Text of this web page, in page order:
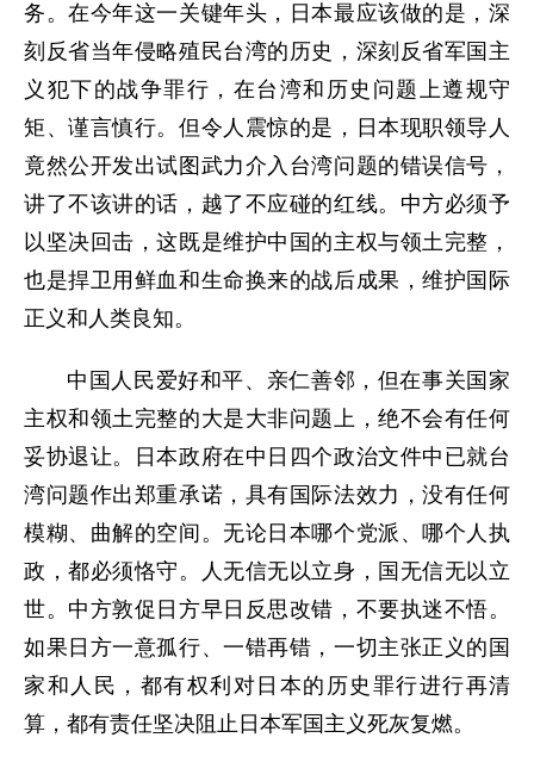
务。在今年这一关键年头，日本最应该做的是，深
刻反省当年侵略殖民台湾的历史，深刻反省军国主
义犯下的战争罪行，在台湾和历史问题上遵规守
矩、谨言慎行。但令人震惊的是，日本现职领导人
竟然公开发出试图武力介入台湾问题的错误信号，
讲了不该讲的话，越了不应碰的红线。中方必须予
以坚决回击，这既是维护中国的主权与领土完整，
也是捍卫用鲜血和生命换来的战后成果，维护国际
正义和人类良知。
中国人民爱好和平、亲仁善邻，但在事关国家
主权和领土完整的大是大非问题上，绝不会有任何
妥协退让。日本政府在中日四个政治文件中已就台
湾问题作出郑重承诺，具有国际法效力，没有任何
模糊、曲解的空间。无论日本哪个党派、哪个人执
政，都必须恪守。人无信无以立身，国无信无以立
世。中方敦促日方早日反思改错，不要执迷不悟。
如果日方一意孤行、一错再错，一切主张正义的国
家和人民，都有权利对日本的历史罪行进行再清
算，都有责任坚决阻止日本军国主义死灰复燃。